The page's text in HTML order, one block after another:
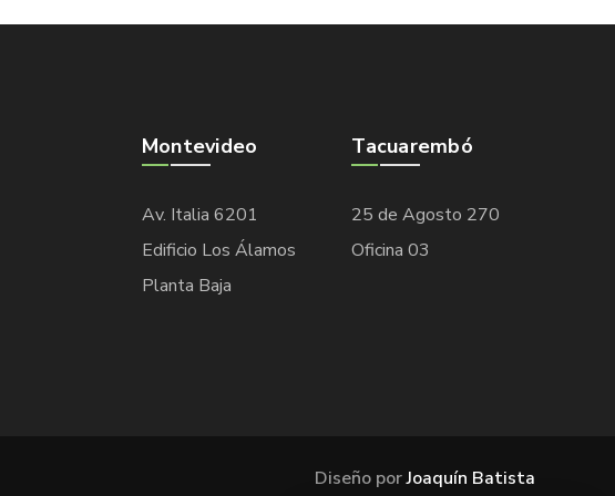
Montevideo
Av. Italia 6201
Edificio Los Álamos
Planta Baja
Tacuarembó
25 de Agosto 270
Oficina 03
Diseño porJoaquín Batista